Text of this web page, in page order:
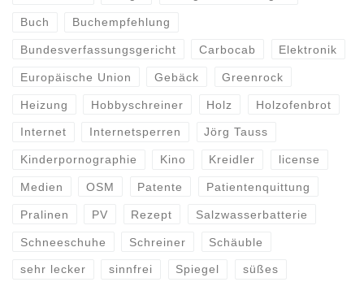
Buch Buchempfehlung
Bundesverfassungsgericht Carbocab Elektronik
Europäische Union Gebäck Greenrock
Heizung Hobbyschreiner Holz Holzofenbrot
Internet Internetsperren Jörg Tauss
Kinderpornographie Kino Kreidler license
Medien OSM Patente Patientenquittung
Pralinen PV Rezept Salzwasserbatterie
Schneeschuhe Schreiner Schäuble
sehr lecker sinnfrei Spiegel süßes